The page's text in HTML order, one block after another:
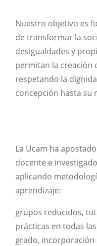
Nuestro objetivo es
de transformar la
desigualdades y
permitan la creación
respetando la
concepción hasta su
La Ucam ha
docente e
aplicando
aprendizaje:
grupos reducidos,
prácticas en todas
grado, incorporación